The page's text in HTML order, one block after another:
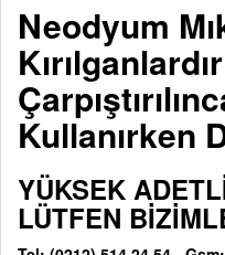
Neodyum
Kullanırken
YÜKSEK
LÜTFEN